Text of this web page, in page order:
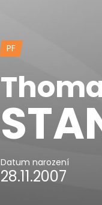
PF
Datum narození
28.11.2007